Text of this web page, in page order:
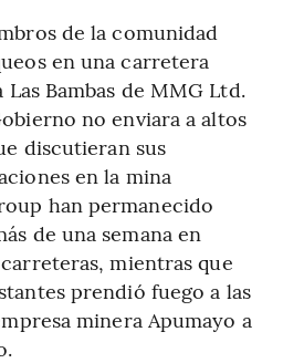
de la comunidad
en una carretera
Bambas de MMG Ltd.
no enviara a altos
discutieran sus
en la mina
han permanecido
de una semana en
mientras que
prendió fuego a las
minera Apumayo a